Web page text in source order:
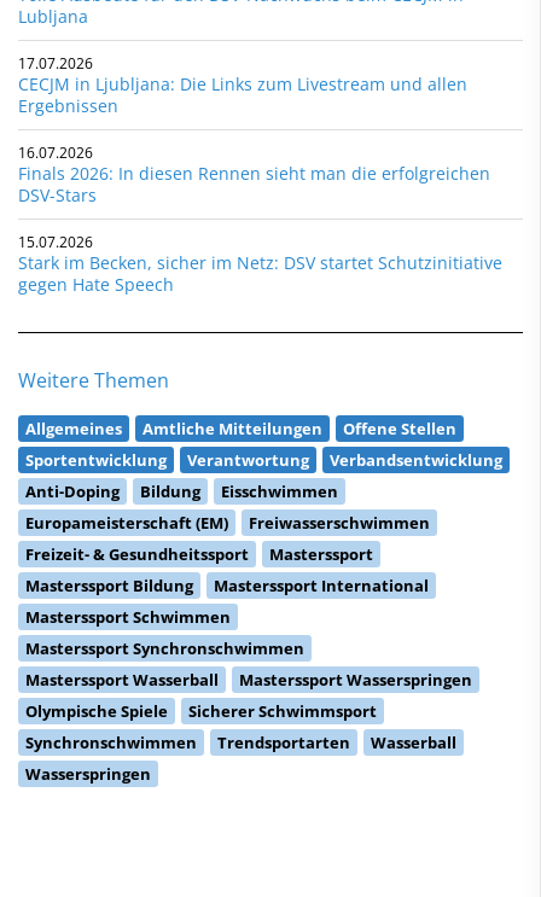
Lubljana
17.07.2026
CECJM in Ljubljana: Die Links zum Livestream und allen
Ergebnissen
16.07.2026
Finals 2026: In diesen Rennen sieht man die erfolgreichen
DSV-Stars
15.07.2026
Stark im Becken, sicher im Netz: DSV startet Schutzinitiative
gegen Hate Speech
Weitere Themen
Allgemeines Amtliche Mitteilungen
Offene Stellen
Sportentwicklung
Verantwortung
Verbandsentwicklung
Anti-Doping
Bildung
Eisschwimmen
Europameisterschaft (EM)
Freiwasserschwimmen
Freizeit- & Gesundheitssport
Masterssport
Masterssport Bildung
Masterssport International
Masterssport Schwimmen
Masterssport Synchronschwimmen
Masterssport Wasserball
Masterssport Wasserspringen
Olympische Spiele
Sicherer Schwimmsport
Synchronschwimmen
Trendsportarten
Wasserball
Wasserspringen